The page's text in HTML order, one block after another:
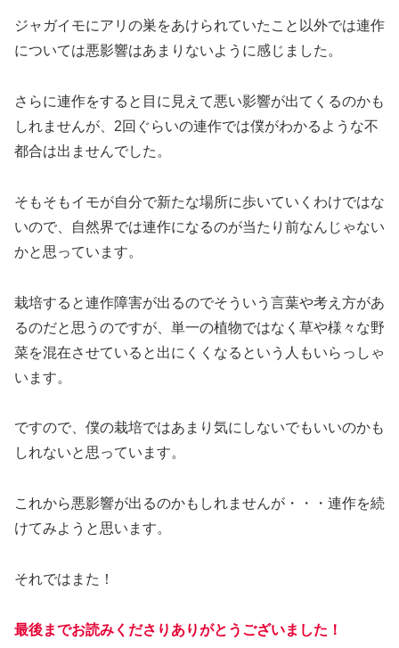
ジャガイモにアリの巣をあけられていたこと以外では連作
については悪影響はあまりないように感じました。
さらに連作をすると目に見えて悪い影響が出てくるのかも
しれませんが、2回ぐらいの連作では僕がわかるような不
都合は出ませんでした。
そもそもイモが自分で新たな場所に歩いていくわけではな
いので、自然界では連作になるのが当たり前なんじゃない
かと思っています。
栽培すると連作障害が出るのでそういう言葉や考え方があ
るのだと思うのですが、単一の植物ではなく草や様々な野
菜を混在させていると出にくくなるという人もいらっしゃ
います。
ですので、僕の栽培ではあまり気にしないでもいいのかも
しれないと思っています。
これから悪影響が出るのかもしれませんが・・・連作を続
けてみようと思います。
それではまた！
最後までお読みくださりありがとうございました！